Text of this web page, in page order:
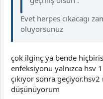
Evet herpes cıkacagı
oluyorsunuz
çok ilginç ya bende
enfeksiyonu yalnızca hsv
çıkıyor sonra
düşünüyorum